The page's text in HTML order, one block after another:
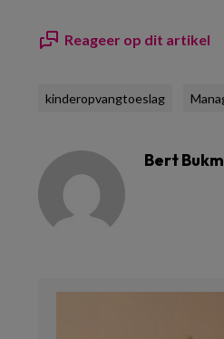
Reageer op dit artikel
kinderopvangtoeslag
Bert